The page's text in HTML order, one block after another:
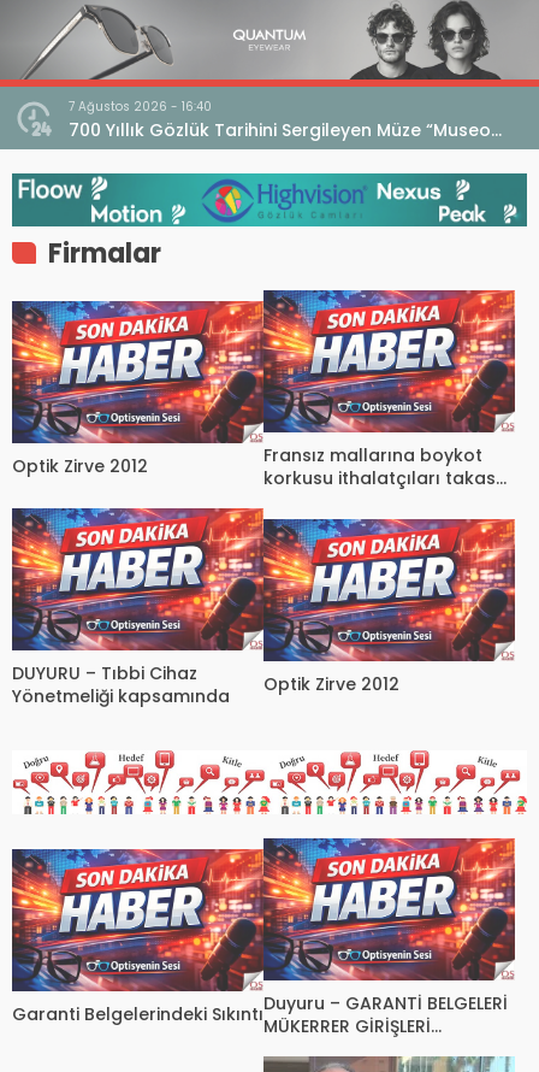
7 Ağustos 2026 - 16:40
700 Yıllık Gözlük Tarihini Sergileyen Müze “Museo
dell’Occhiale”
Firmalar
Optik Zirve 2012
Fransız mallarına boykot
korkusu ithalatçıları takasa
DUYURU – Tıbbi Cihaz
Yönetmeliği kapsamında
Optik Zirve 2012
Garanti Belgelerindeki SıkıntıDuyuru – GARANTİ BELGELERİ
MÜKERRER GİRİŞLERİ